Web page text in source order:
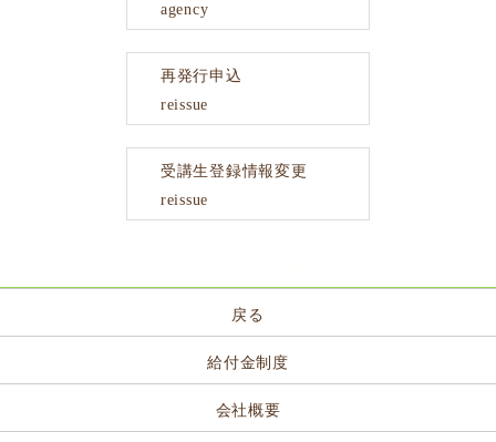
agency
再発行申込
reissue
受講生登録情報変更
reissue
戻る
給付金制度
会社概要